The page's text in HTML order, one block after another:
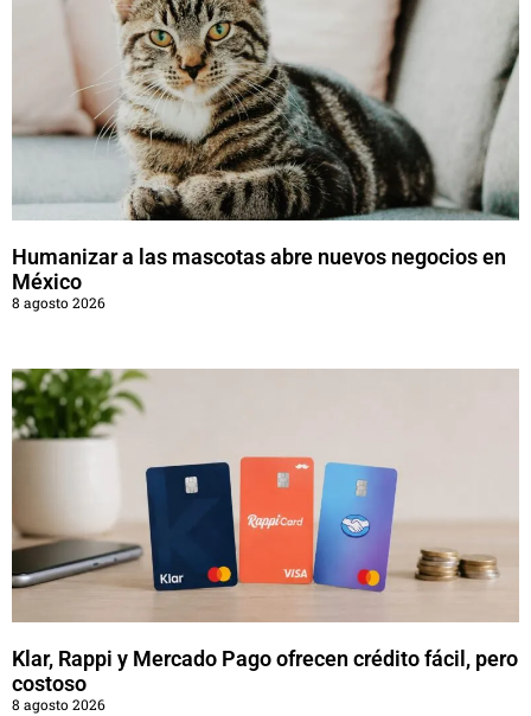
Humanizar a las mascotas abre nuevos negocios en
México
8 agosto 2026
Klar, Rappi y Mercado Pago ofrecen crédito fácil, pero
costoso
8 agosto 2026